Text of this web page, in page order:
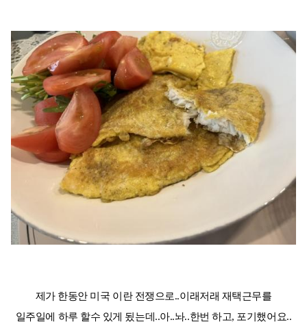
제가 한동안 미국 이란 전쟁으로..이래저래 재택근무를
일주일에 하루 할수 있게 됬는데..아..놔..한번 하고, 포기했어요..